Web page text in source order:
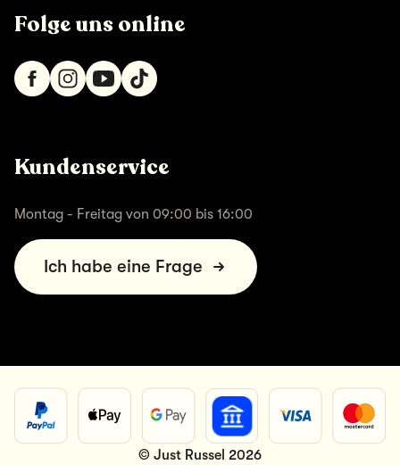
Folge uns online
Kundenservice
Montag - Freitag von 09:00 bis 16:00
Ich habe eine Frage
© Just Russel 2026